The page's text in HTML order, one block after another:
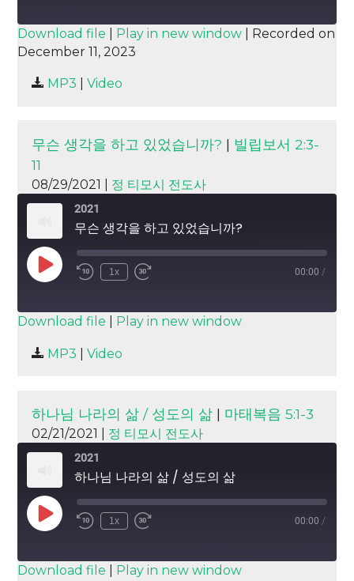
SUBSCRIBE SHARE
SHARE
LINK
Download file Play in new window
Recorded on
December 11, 2023
MP3 Video
무슨 생각을 하고 있었습니까? | 빌립보서 2:3-
11
08/29/2021 | 정 티모시 전도사
2021
무슨 생각을 하고 있었습니까?
Play
Episode
1x 00:00 /
SUBSCRIBE
RSS FEED
SHARE
EMBED
Download file Play in new window
MP3 Video
하나님 나라의 삶 / 성도의 삶 | 마태복음 5:1-3
02/21/2021 | 정 티모시 전도사
2021
하나님 나라의 삶 / 성도의 삶
Play
Episode
1x 00:00 /
SUBSCRIBE
Download file Play in new window